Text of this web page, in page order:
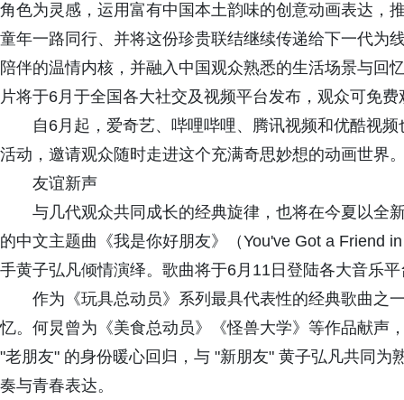
角色为灵感，运用富有中国本土韵味的创意动画表达，
童年一路同行、并将这份珍贵联结继续传递给下一代为
陪伴的温情内核，并融入中国观众熟悉的生活场景与回
片将于6月于全国各大社交及视频平台发布，观众可免费
自6月起，爱奇艺、哔哩哔哩、腾讯视频和优酷视
活动，邀请观众随时走进这个充满奇思妙想的动画世界
友谊新声
与几代观众共同成长的经典旋律，也将在今夏以全
的中文主题曲《我是你好朋友》（You've Got a Friend
手黄子弘凡倾情演绎。歌曲将于6月11日登陆各大音乐
作为《玩具总动员》系列最具代表性的经典歌曲之
忆。何炅曾为《美食总动员》《怪兽大学》等作品献声
"老朋友" 的身份暖心回归，与 "新朋友" 黄子弘凡共同
奏与青春表达。